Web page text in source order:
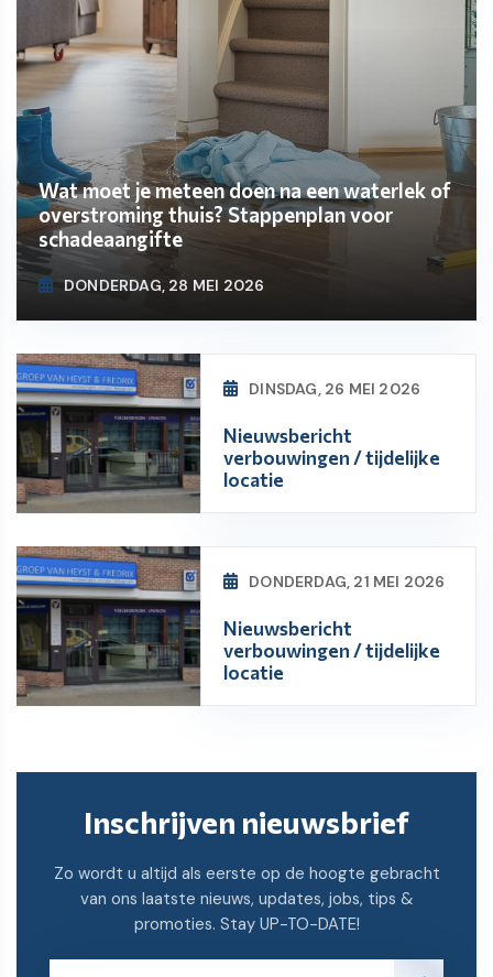
Wat moet je meteen doen na een waterlek of
overstroming thuis? Stappenplan voor
schadeaangifte
DONDERDAG, 28 MEI 2026
Nieuwsbericht
verbouwingen / tijdelijke
locatie
DINSDAG, 26 MEI 2026
Nieuwsbericht
verbouwingen / tijdelijke
locatie
DONDERDAG, 21 MEI 2026
Inschrijven nieuwsbrief
Zo wordt u altijd als eerste op de hoogte gebracht
van ons laatste nieuws, updates, jobs, tips &
promoties. Stay UP-TO-DATE!